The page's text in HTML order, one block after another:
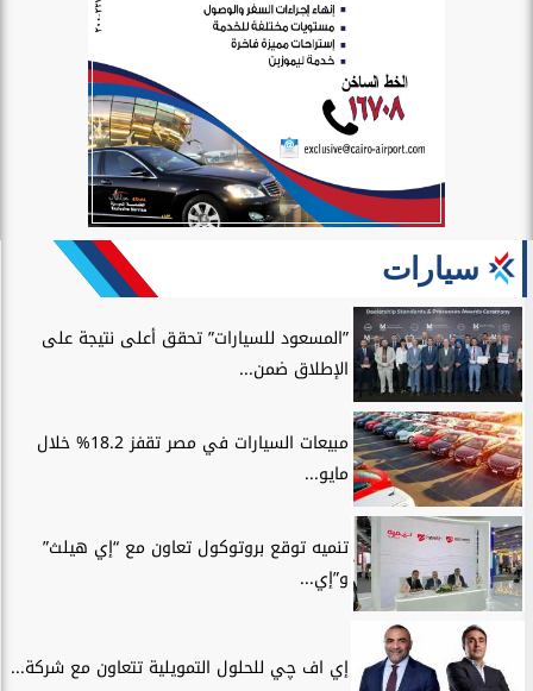
سيارات
”المسعود للسيارات” تحقق أعلى نتيجة على
الإطلاق ضمن...
مبيعات السيارات في مصر تقفز 18.2% خلال
مايو...
تنميه توقع بروتوكول تعاون مع “إي هيلث”
و”إي...
إي اف چي للحلول التمويلية تتعاون مع شركة...